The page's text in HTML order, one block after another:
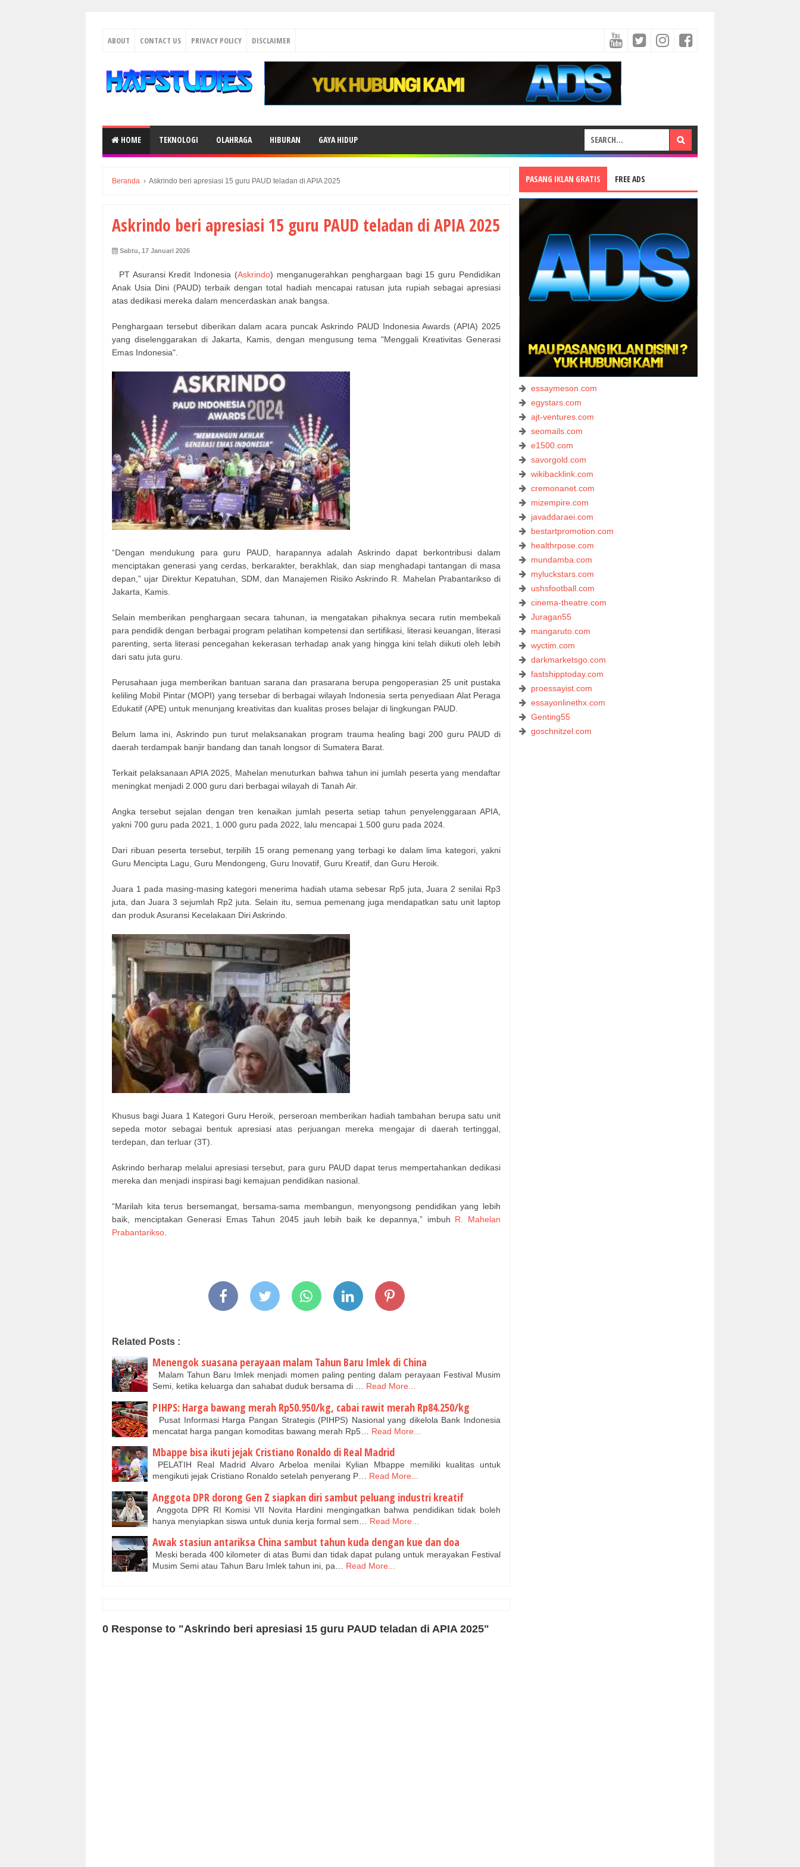
ABOUT CONTACT US PRIVACY POLICY DISCLAIMER
HOME TEKNOLOGI OLAHRAGA HIBURAN GAYA HIDUP
Beranda › Askrindo beri apresiasi 15 guru PAUD teladan di APIA 2025
Askrindo beri apresiasi 15 guru PAUD teladan di APIA 2025
Sabtu, 17 Januari 2026
PT Asuransi Kredit Indonesia (Askrindo) menganugerahkan penghargaan bagi 15 guru Pendidikan
Anak Usia Dini (PAUD) terbaik dengan total hadiah mencapai ratusan juta rupiah sebagai apresiasi
atas dedikasi mereka dalam mencerdaskan anak bangsa.
Penghargaan tersebut diberikan dalam acara puncak Askrindo PAUD Indonesia Awards (APIA) 2025
yang diselenggarakan di Jakarta, Kamis, dengan mengusung tema "Menggali Kreativitas Generasi
Emas Indonesia".
“Dengan mendukung para guru PAUD, harapannya adalah Askrindo dapat berkontribusi dalam
menciptakan generasi yang cerdas, berkarakter, berakhlak, dan siap menghadapi tantangan di masa
depan,” ujar Direktur Kepatuhan, SDM, dan Manajemen Risiko Askrindo R. Mahelan Prabantarikso di
Jakarta, Kamis.
Selain memberikan penghargaan secara tahunan, ia mengatakan pihaknya secara rutin membekali
para pendidik dengan berbagai program pelatihan kompetensi dan sertifikasi, literasi keuangan, literasi
parenting, serta literasi pencegahan kekerasan terhadap anak yang hingga kini telah diikuti oleh lebih
dari satu juta guru.
Perusahaan juga memberikan bantuan sarana dan prasarana berupa pengoperasian 25 unit pustaka
keliling Mobil Pintar (MOPI) yang tersebar di berbagai wilayah Indonesia serta penyediaan Alat Peraga
Edukatif (APE) untuk menunjang kreativitas dan kualitas proses belajar di lingkungan PAUD.
Belum lama ini, Askrindo pun turut melaksanakan program trauma healing bagi 200 guru PAUD di
daerah terdampak banjir bandang dan tanah longsor di Sumatera Barat.
Terkait pelaksanaan APIA 2025, Mahelan menuturkan bahwa tahun ini jumlah peserta yang mendaftar
meningkat menjadi 2.000 guru dari berbagai wilayah di Tanah Air.
Angka tersebut sejalan dengan tren kenaikan jumlah peserta setiap tahun penyelenggaraan APIA,
yakni 700 guru pada 2021, 1.000 guru pada 2022, lalu mencapai 1.500 guru pada 2024.
Dari ribuan peserta tersebut, terpilih 15 orang pemenang yang terbagi ke dalam lima kategori, yakni
Guru Mencipta Lagu, Guru Mendongeng, Guru Inovatif, Guru Kreatif, dan Guru Heroik.
Juara 1 pada masing-masing kategori menerima hadiah utama sebesar Rp5 juta, Juara 2 senilai Rp3
juta, dan Juara 3 sejumlah Rp2 juta. Selain itu, semua pemenang juga mendapatkan satu unit laptop
dan produk Asuransi Kecelakaan Diri Askrindo.
Khusus bagi Juara 1 Kategori Guru Heroik, perseroan memberikan hadiah tambahan berupa satu unit
sepeda motor sebagai bentuk apresiasi atas perjuangan mereka mengajar di daerah tertinggal,
terdepan, dan terluar (3T).
Askrindo berharap melalui apresiasi tersebut, para guru PAUD dapat terus mempertahankan dedikasi
mereka dan menjadi inspirasi bagi kemajuan pendidikan nasional.
“Marilah kita terus bersemangat, bersama-sama membangun, menyongsong pendidikan yang lebih
baik, menciptakan Generasi Emas Tahun 2045 jauh lebih baik ke depannya,” imbuh R. Mahelan
Prabantarikso
Related Posts :
Menengok suasana perayaan malam Tahun Baru Imlek di China
Malam Tahun Baru Imlek menjadi momen paling penting dalam perayaan Festival Musim
Semi, ketika keluarga dan sahabat duduk bersama di …
Read More...
PIHPS: Harga bawang merah Rp50.950/kg, cabai rawit merah Rp84.250/kg
Pusat Informasi Harga Pangan Strategis (PIHPS) Nasional yang dikelola Bank Indonesia
mencatat harga pangan komoditas bawang merah Rp5…
Read More...
Mbappe bisa ikuti jejak Cristiano Ronaldo di Real Madrid
PELATIH Real Madrid Alvaro Arbeloa menilai Kylian Mbappe memiliki kualitas untuk
mengikuti jejak Cristiano Ronaldo setelah penyerang P…
Read More...
Anggota DPR dorong Gen Z siapkan diri sambut peluang industri kreatif
Anggota DPR RI Komisi VII Novita Hardini mengingatkan bahwa pendidikan tidak boleh
hanya menyiapkan siswa untuk dunia kerja formal sem…
Read More...
Awak stasiun antariksa China sambut tahun kuda dengan kue dan doa
Meski berada 400 kilometer di atas Bumi dan tidak dapat pulang untuk merayakan Festival
Musim Semi atau Tahun Baru Imlek tahun ini, pa…
Read More...
0 Response to "Askrindo beri apresiasi 15 guru PAUD teladan di APIA 2025"
PASANG IKLAN GRATIS FREE ADS
essaymeson.com
egystars.com
ajt-ventures.com
seomails.com
e1500.com
savorgold.com
wikibacklink.com
cremonanet.com
mizempire.com
javaddaraei.com
bestartpromotion.com
healthrpose.com
mundamba.com
myluckstars.com
ushsfootball.com
cinema-theatre.com
Juragan55
mangaruto.com
wyctim.com
darkmarketsgo.com
fastshipptoday.com
proessayist.com
essayonlinethx.com
Genting55
goschnitzel.com